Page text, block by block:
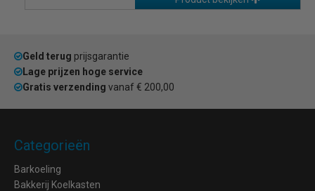
Geld terug prijsgarantie
Lage prijzen hoge service
Gratis verzending vanaf € 200,00
Categorieën
Barkoeling
Bakkerij Koelkasten